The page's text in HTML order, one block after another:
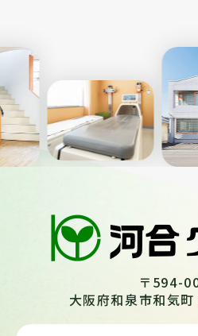
Previous
〒594-
大阪府和泉市和気